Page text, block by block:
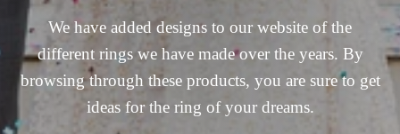
We have added designs to our website of the
different rings we have made over the years. By
browsing through these products, you are sure to get
ideas for the ring of your dreams.